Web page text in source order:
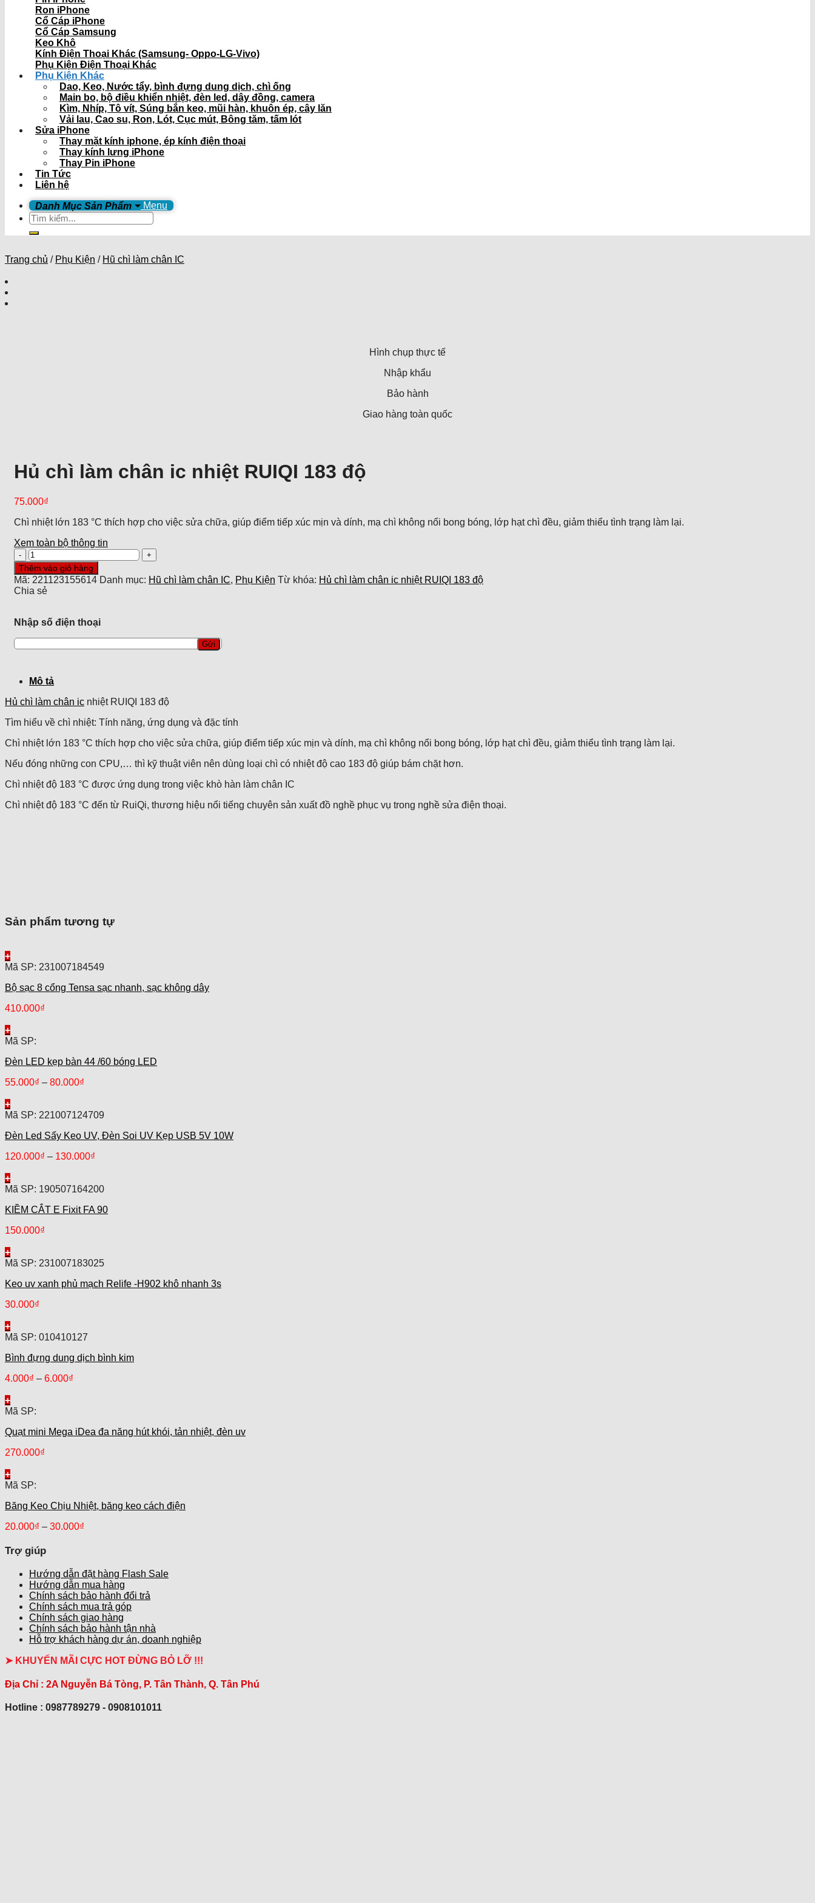
Ron iPhone
Cổ Cáp iPhone
Cổ Cáp Samsung
Keo Khô
Kính Điện Thoại Khác (Samsung- Oppo-LG-Vivo)
Phụ Kiện Điện Thoại Khác
Phụ Kiện Khác
Dao, Keo, Nước tẩy, bình đựng dung dịch, chì ống
Main bo, bộ điều khiển nhiệt, đèn led, dây đồng, camera
Kìm, Nhíp, Tô vít, Súng bắn keo, mũi hàn, khuôn ép, cây lăn
Vải lau, Cao su, Ron, Lót, Cục mút, Bông tăm, tấm lót
Sửa iPhone
Thay mặt kính iphone, ép kính điện thoại
Thay kính lưng iPhone
Thay Pin iPhone
Tin Tức
Liên hệ
Menu
Tìm
kiếm:
Trang chủ / Phụ Kiện / Hũ chì làm chân IC
Hình chụp thực tế
Nhập khẩu
Bảo hành
Giao hàng toàn quốc
Hủ chì làm chân ic nhiệt RUIQI 183 độ
75.000₫
Chì nhiệt lớn 183 °C thích hợp cho việc sửa chữa, giúp điểm tiếp xúc mịn và dính, mạ chì không nổi bong bóng, lớp hạt chì đều, giảm thiểu tình trạng làm lại.
Xem toàn bộ thông tin
Hủ
chì
làm
chân
ic
RUIQI
183
độ
số
Thêm vào giỏ hàng
Mã: 221123155614 Danh mục: Hũ chì làm chân IC, Phụ Kiện Từ khóa: Hủ chì làm chân ic nhiệt RUIQI 183 độ
Chia sẻ
Nhập số điện thoại
Mô tả
Hủ chì làm chân ic nhiệt RUIQI 183 độ
Tìm hiểu về chì nhiệt: Tính năng, ứng dụng và đặc tính
Chì nhiệt lớn 183 °C thích hợp cho việc sửa chữa, giúp điểm tiếp xúc mịn và dính, mạ chì không nổi bong bóng, lớp hạt chì đều, giảm thiểu tình trạng làm lại.
Nếu đóng những con CPU,… thì kỹ thuật viên nên dùng loại chì có nhiệt độ cao 183 độ giúp bám chặt hơn.
Chì nhiệt độ 183 °C được ứng dụng trong việc khò hàn làm chân IC
Chì nhiệt độ 183 °C đến từ RuiQi, thương hiệu nổi tiếng chuyên sản xuất đồ nghề phục vụ trong nghề sửa điện thoại.
Sản phẩm tương tự
+
Mã SP: 231007184549
Bộ sạc 8 cổng Tensa sạc nhanh, sạc không dây
410.000₫
+
Mã SP:
Đèn LED kẹp bàn 44 /60 bóng LED
55.000₫ – 80.000₫
+
Mã SP: 221007124709
Đèn Led Sấy Keo UV, Đèn Soi UV Kẹp USB 5V 10W
120.000₫ – 130.000₫
+
Mã SP: 190507164200
KIỀM CẮT E Fixit FA 90
150.000₫
+
Mã SP: 231007183025
Keo uv xanh phủ mạch Relife -H902 khô nhanh 3s
30.000₫
+
Mã SP: 010410127
Bình đựng dung dịch bình kim
4.000₫ – 6.000₫
+
Mã SP:
Quạt mini Mega iDea đa năng hút khói, tản nhiệt, đèn uv
270.000₫
+
Mã SP:
Băng Keo Chịu Nhiệt, băng keo cách điện
20.000₫ – 30.000₫
Trợ giúp
Hướng dẫn đặt hàng Flash Sale
Hướng dẫn mua hàng
Chính sách bảo hành đổi trả
Chính sách mua trả góp
Chính sách giao hàng
Chính sách bảo hành tận nhà
Hỗ trợ khách hàng dự án, doanh nghiệp
➤ KHUYẾN MÃI CỰC HOT ĐỪNG BỎ LỠ !!!
Địa Chỉ : 2A Nguyễn Bá Tòng, P. Tân Thành, Q. Tân Phú
Hotline : 0987789279 - 0908101011